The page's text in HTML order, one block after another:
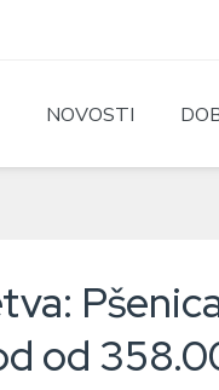
NOVOSTI
od